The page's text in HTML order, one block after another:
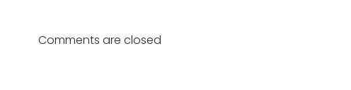
navigation
Comments are closed